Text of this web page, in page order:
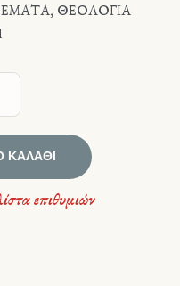
, ΘΕΟΛΟΓΙΑ
ΚΑΛΆΘΙ
επιθυμιών